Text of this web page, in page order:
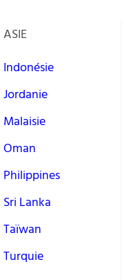
ASIE
Indonésie
Jordanie
Malaisie
Oman
Philippines
Sri Lanka
Taïwan
Turquie